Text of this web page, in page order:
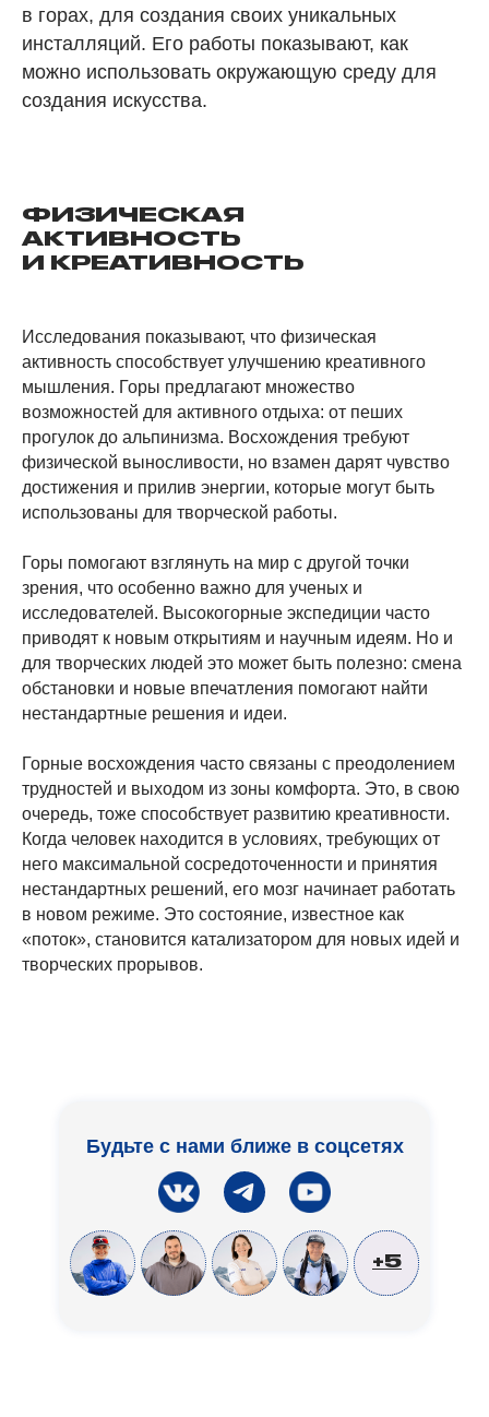
в горах, для создания своих уникальных
инсталляций. Его работы показывают, как
можно использовать окружающую среду для
создания искусства.
ФИЗИЧЕСКАЯ
АКТИВНОСТЬ
И КРЕАТИВНОСТЬ
Исследования показывают, что физическая
активность способствует улучшению креативного
мышления. Горы предлагают множество
возможностей для активного отдыха: от пеших
прогулок до альпинизма. Восхождения требуют
физической выносливости, но взамен дарят чувство
достижения и прилив энергии, которые могут быть
использованы для творческой работы.
Горы помогают взглянуть на мир с другой точки
зрения, что особенно важно для ученых и
исследователей. Высокогорные экспедиции часто
приводят к новым открытиям и научным идеям. Но и
для творческих людей это может быть полезно: смена
обстановки и новые впечатления помогают найти
нестандартные решения и идеи.
Горные восхождения часто связаны с преодолением
трудностей и выходом из зоны комфорта. Это, в свою
очередь, тоже способствует развитию креативности.
Когда человек находится в условиях, требующих от
него максимальной сосредоточенности и принятия
нестандартных решений, его мозг начинает работать
в новом режиме. Это состояние, известное как
«поток», становится катализатором для новых идей и
творческих прорывов.
Будьте с нами ближе в соцсетях
+5